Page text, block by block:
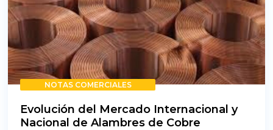
NOTAS COMERCIALES
Evolución del Mercado Internacional y
Nacional de Alambres de Cobre